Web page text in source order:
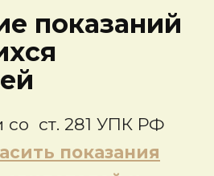
показаний
со ст. 281 УПК РФ
показания